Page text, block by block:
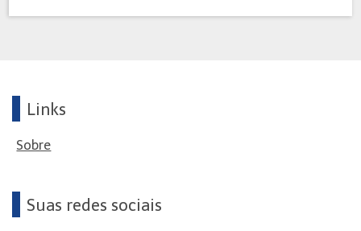
Links
Sobre
Suas redes sociais